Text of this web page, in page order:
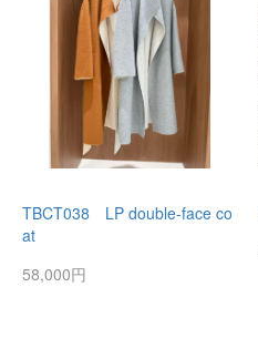
TBCT038 LP double-face co
at
58,000円